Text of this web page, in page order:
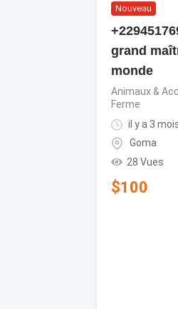
Nouveau
grand
monde
Animaux &
Ferme
il y a 3
Goma
28 Vues
$100